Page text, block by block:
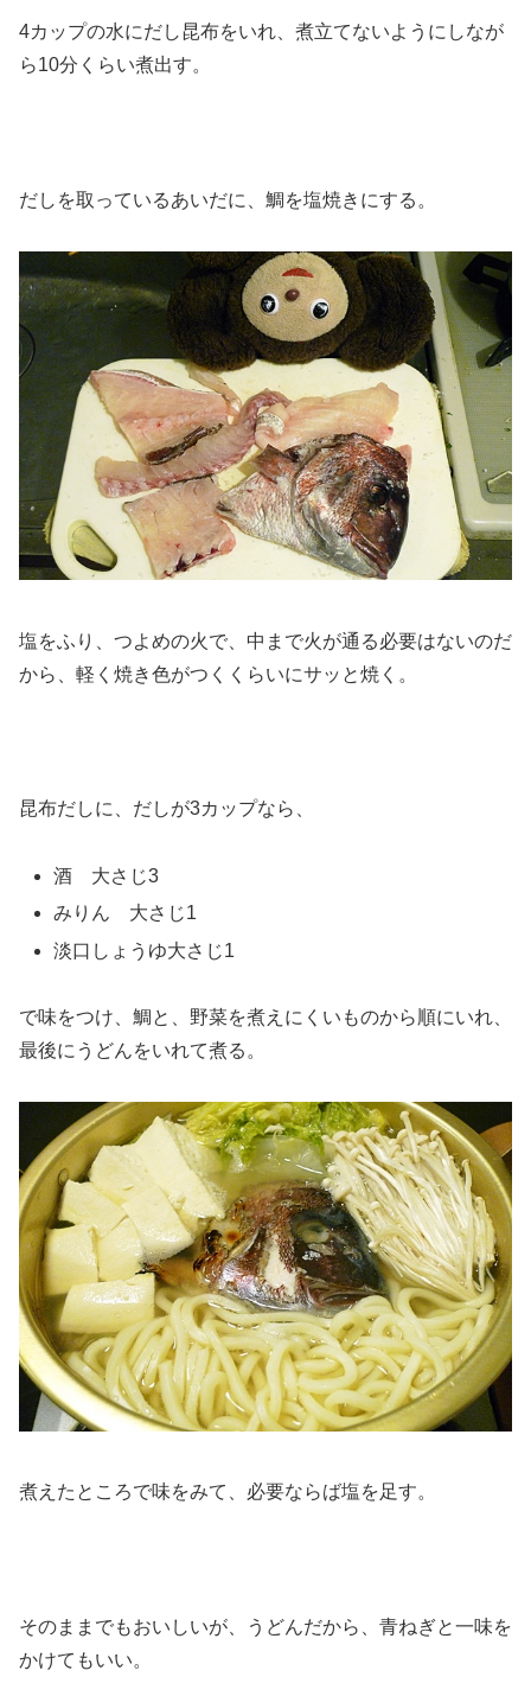
4カップの水にだし昆布をいれ、煮立てないようにしなが
ら10分くらい煮出す。
だしを取っているあいだに、鯛を塩焼きにする。
塩をふり、つよめの火で、中まで火が通る必要はないのだ
から、軽く焼き色がつくくらいにサッと焼く。
昆布だしに、だしが3カップなら、
酒 大さじ3
みりん 大さじ1
淡口しょうゆ大さじ1
で味をつけ、鯛と、野菜を煮えにくいものから順にいれ、
最後にうどんをいれて煮る。
煮えたところで味をみて、必要ならば塩を足す。
そのままでもおいしいが、うどんだから、青ねぎと一味を
かけてもいい。